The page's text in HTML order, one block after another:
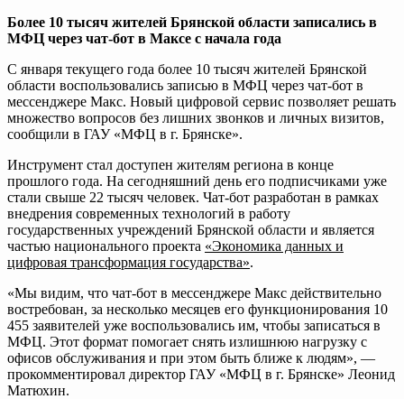
Более 10 тысяч жителей Брянской области записались в
МФЦ через чат-бот в Максе с начала года
С января текущего года более 10 тысяч жителей Брянской
области воспользовались записью в МФЦ через чат-бот в
мессенджере Макс. Новый цифровой сервис позволяет решать
множество вопросов без лишних звонков и личных визитов,
сообщили в ГАУ «МФЦ в г. Брянске».
Инструмент стал доступен жителям региона в конце
прошлого года. На сегодняшний день его подписчиками уже
стали свыше 22 тысяч человек. Чат-бот разработан в рамках
внедрения современных технологий в работу
государственных учреждений Брянской области и является
частью национального проекта «Экономика данных и
цифровая трансформация государства».
«Мы видим, что чат-бот в мессенджере Макс действительно
востребован, за несколько месяцев его функционирования 10
455 заявителей уже воспользовались им, чтобы записаться в
МФЦ. Этот формат помогает снять излишнюю нагрузку с
офисов обслуживания и при этом быть ближе к людям», —
прокомментировал директор ГАУ «МФЦ в г. Брянске» Леонид
Матюхин.